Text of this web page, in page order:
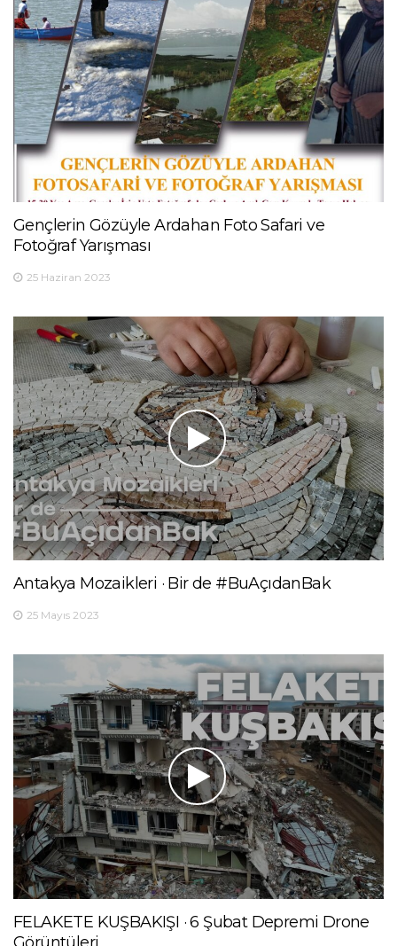
Gençlerin Gözüyle Ardahan Foto Safari ve
Fotoğraf Yarışması
25 Haziran 2023
Antakya Mozaikleri · Bir de #BuAçıdanBak
25 Mayıs 2023
FELAKETE KUŞBAKIŞI · 6 Şubat Depremi Drone
Görüntüleri